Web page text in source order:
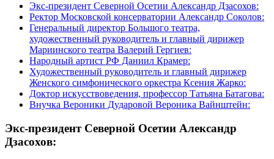
Экс-президент Северной Осетии Александр Дзасохов:
Ректор Московской консерватории Александр Соколов:
Генеральный директор Большого театра,
художественный руководитель и главный дирижер
Мариинского театра Валерий Гергиев:
Народный артист РФ Даниил Крамер:
Художественный руководитель и главный дирижер
Женского симфонического оркестра Ксения Жарко:
Доктор искусствоведения, профессор Татьяна Батагова:
Внучка Вероники Дударовой Вероника Вайнштейн:
Экс-президент Северной Осетии Александр
Дзасохов: